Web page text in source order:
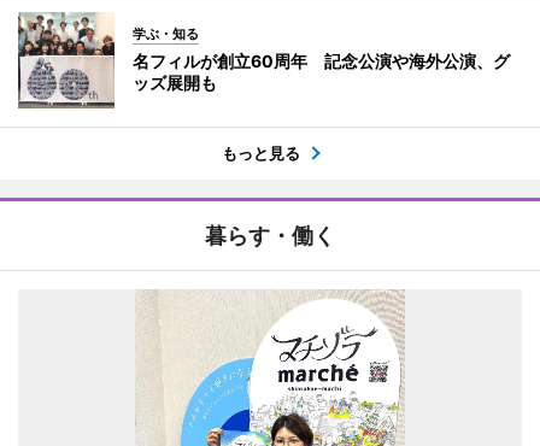
学ぶ・知る
名フィルが創立60周年 記念公演や海外公演、グ
ッズ展開も
もっと見る
暮らす・働く